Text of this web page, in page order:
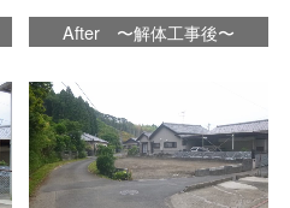
After 〜解体工事後〜